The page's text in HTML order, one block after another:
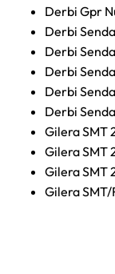
Derbi Gpr
Derbi
Derbi
Derbi
Derbi
Derbi
Gilera SMT
Gilera SMT
Gilera SMT
Gilera